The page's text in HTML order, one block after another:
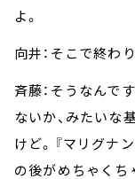
よ。
向井：そこで終わ
斉藤：そうなんで
ないか、みたいな
けど。『マリグナ
の後がめちゃくち